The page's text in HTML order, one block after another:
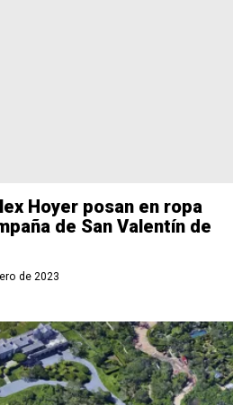
Hoyer posan en ropa
de San Valentín de
de 2023